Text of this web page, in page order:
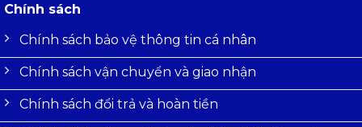
Chính sách
Chính sách bảo vệ thông tin cá nhân
Chính sách vận chuyển và giao nhận
Chính sách đổi trả và hoàn tiền